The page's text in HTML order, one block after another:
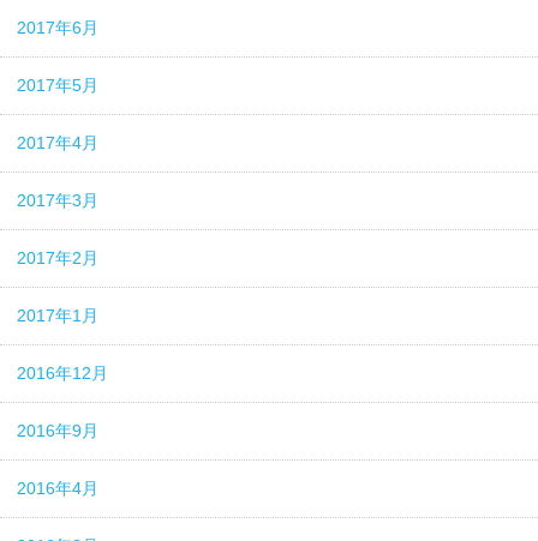
2017年6月
2017年5月
2017年4月
2017年3月
2017年2月
2017年1月
2016年12月
2016年9月
2016年4月